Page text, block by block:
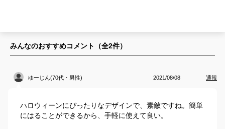
みんなのおすすめコメント（全2件）
ゆーじん(70代・男性) 2021/08/08 通報
ハロウィーンにぴったりなデザインで、素敵ですね。簡単
にはることができるから、手軽に使えて良い。